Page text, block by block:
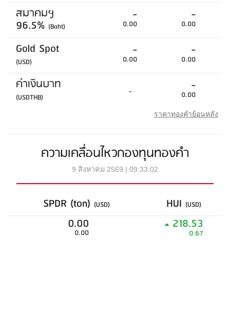
สมาคมฯ
96.5% (Baht)
-
0.00
-
0.00
Gold Spot
(USD)
-
0.00
-
0.00
ค่าเงินบาท
(USDTHB) - -
0.00
ราคาทองคำย้อนหลัง
ความเคลื่อนไหวกองทุนทองคำ
9 สิงหาคม 2569 | 09:33:02
SPDR (ton) (USD) HUI (USD)
0.00
0.00
218.53
0.67